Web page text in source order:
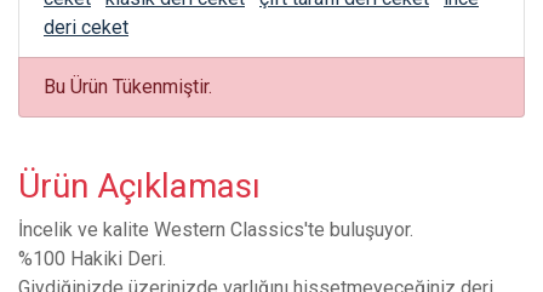
deri ceket
Bu Ürün Tükenmiştir.
Ürün Açıklaması
İncelik ve kalite Western Classics'te buluşuyor.
%100 Hakiki Deri.
Giydiğinizde üzerinizde varlığını hissetmeyeceğiniz deri